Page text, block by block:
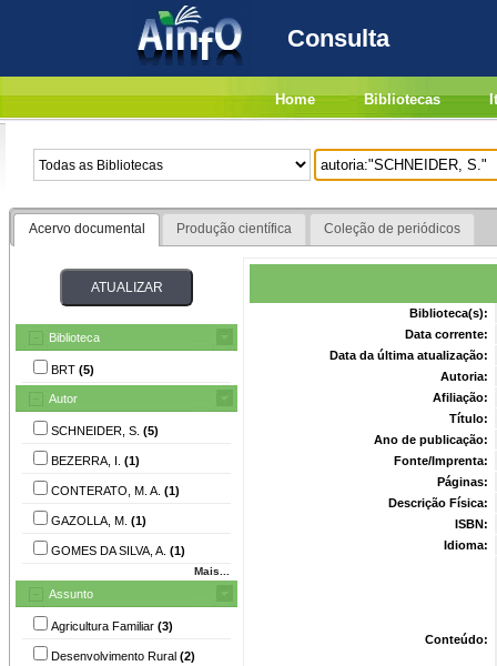
Consulta
Home Bibliotecas
Acervo documental Produção científica Coleção de periódicos
Biblioteca
BRT (5)
Autor
SCHNEIDER, S. (5)
BEZERRA, I. (1)
CONTERATO, M. A. (1)
GAZOLLA, M. (1)
GOMES DA SILVA, A. (1)
Mais...
Assunto
Agricultura Familiar (3)
Desenvolvimento Rural (2)
Biblioteca(s):
Data corrente:
Data da última atualização:
Autoria:
Afiliação:
Título:
Ano de publicação:
Fonte/Imprenta:
Páginas:
Descrição Física:
ISBN:
Idioma:
Conteúdo: